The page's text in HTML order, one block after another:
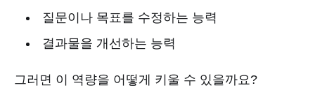
질문이나 목표를 수정하는 능력
결과물을 개선하는 능력
그러면 이 역량을 어떻게 키울 수 있을까요?